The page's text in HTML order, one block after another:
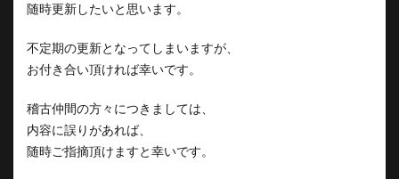
随時更新したいと思います。
不定期の更新となってしまいますが、
お付き合い頂ければ幸いです。
稽古仲間の方々につきましては、
内容に誤りがあれば、
随時ご指摘頂けますと幸いです。